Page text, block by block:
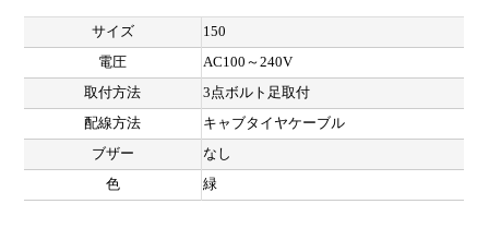
サイズ
150
電圧
AC100～240V
取付方法
3点ボルト足取付
配線方法
キャブタイヤケーブル
ブザー
なし
色
緑